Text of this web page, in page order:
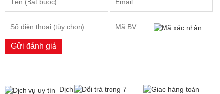
Gửi đánh giá
Dịch